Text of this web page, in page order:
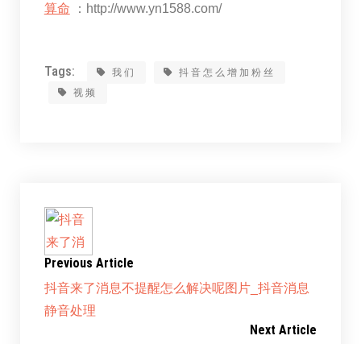
算命 ：http://www.yn1588.com/
Tags: 我们
抖音怎么增加粉丝
视频
Previous Article
抖音来了消息不提醒怎么解决呢图片_抖音消息
静音处理
Next Article